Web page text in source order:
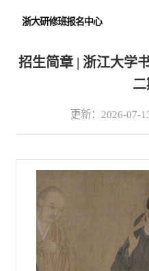
浙大研修班报名中心
招生简章 | 浙江大学
二
更新：2026-07-